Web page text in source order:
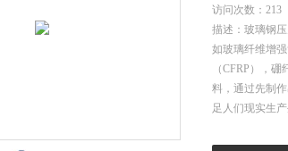
访问次数： 213
描述：玻璃钢
如玻璃纤维增
（CFRP），
料，通过先制
足人们现实生产